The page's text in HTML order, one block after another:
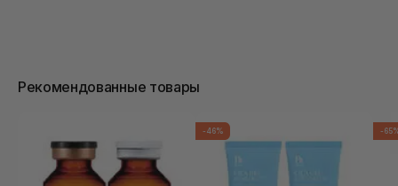
Рекомендованные товары
-46% -